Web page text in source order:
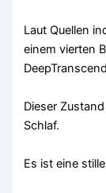
Laut Quellen
einem vierten
DeepTranscend
Dieser
Schlaf.
Es ist eine